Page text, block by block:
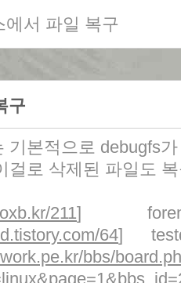
에서 파일 복구
구
기본적으로 debugfs
걸로 삭제된 파일도
211]
64]
bbs/